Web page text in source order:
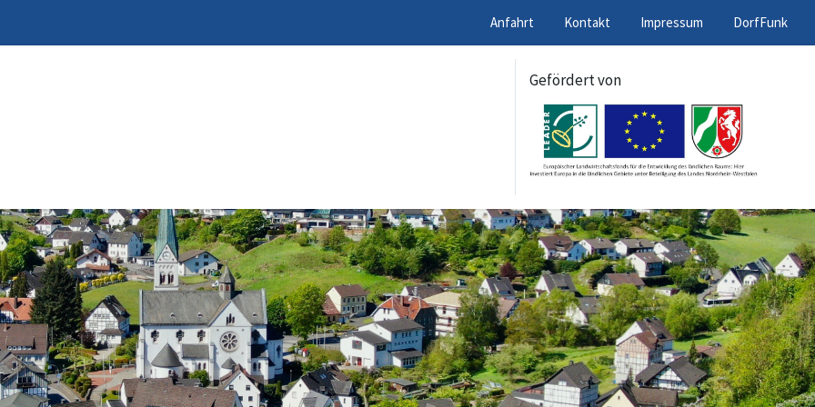
Anfahrt Kontakt Impressum DorfFunk
Gefördert von